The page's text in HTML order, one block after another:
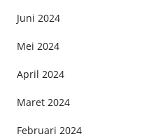
Juni 2024
Mei 2024
April 2024
Maret 2024
Februari 2024